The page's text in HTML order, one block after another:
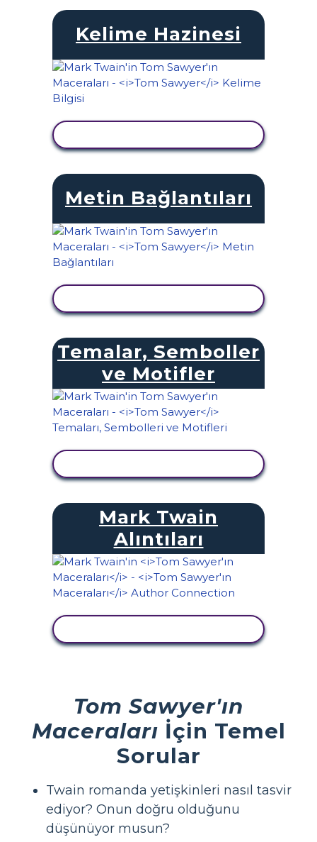
Kelime Hazinesi
Metin Bağlantıları
Temalar, Semboller
ve Motifler
Mark Twain
Alıntıları
Tom Sawyer'ın
Maceraları İçin Temel
Sorular
Twain romanda yetişkinleri nasıl tasvir
ediyor? Onun doğru olduğunu
düşünüyor musun?